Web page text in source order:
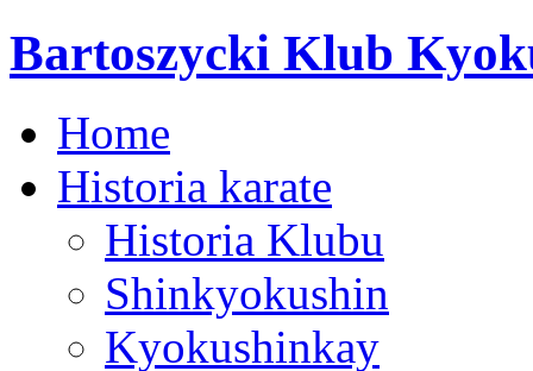
Bartoszycki Klub
Home
Historia karate
Historia Klubu
Shinkyokushin
Kyokushinkay